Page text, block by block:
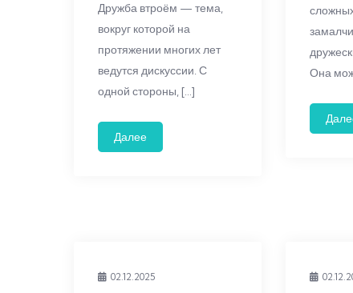
Дружба втроём — тема,
вокруг которой на
протяжении многих лет
ведутся дискуссии. С
одной стороны, […]
Далее
Она
02.12.2025